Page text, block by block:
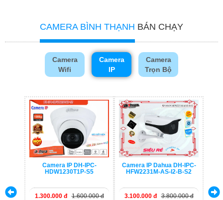
CAMERA BÌNH THẠNH BÁN CHẠY
Camera
Wifi
Camera
IP
Camera
Trọn Bộ
Camera IP DH-IPC-
HDW1230T1P-S5
1.300.000 đ 1.600.000 đ
Camera IP Dahua DH-IPC-
HFW2231M-AS-I2-B-S2
3.100.000 đ 3.800.000 đ